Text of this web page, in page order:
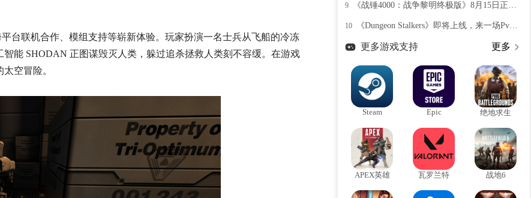
台联机合作、模组支持等崭新体验。玩家扮演一名士兵从飞船的冷冻
能 SHODAN 正图谋毁灭人类，躲过追杀拯救人类刻不容缓。在游戏
空冒险。
9 《战锤4000：战争黎明终极版》8月15日正式上线，经典重温横扫战场
10 《Dungeon Stalkers》即将上线，来一场PvEvP地牢探险
更多游戏支持 更多
Steam Epic 绝地求生
APEX英雄 瓦罗兰特 战地6